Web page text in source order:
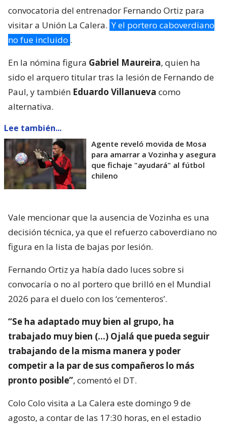
convocatoria del entrenador Fernando Ortiz para
visitar a Unión La Calera. Y el portero caboverdiano
no fue incluido .
En la nómina figura Gabriel Maureira, quien ha
sido el arquero titular tras la lesión de Fernando de
Paul, y también Eduardo Villanueva como
alternativa.
Lee también...
Agente reveló movida de Mosa
para amarrar a Vozinha y asegura
que fichaje "ayudará" al fútbol
chileno
Vale mencionar que la ausencia de Vozinha es una
decisión técnica, ya que el refuerzo caboverdiano no
figura en la lista de bajas por lesión.
Fernando Ortiz ya había dado luces sobre si
convocaría o no al portero que brilló en el Mundial
2026 para el duelo con los ‘cementeros’.
“Se ha adaptado muy bien al grupo, ha
trabajado muy bien (…) Ojalá que pueda seguir
trabajando de la misma manera y poder
competir a la par de sus compañeros lo más
pronto posible”, comentó el DT.
Colo Colo visita a La Calera este domingo 9 de
agosto, a contar de las 17:30 horas, en el estadio